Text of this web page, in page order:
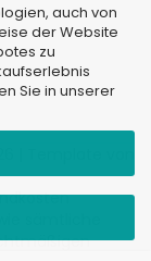
auch von
der Website
zu
Sie in unserer
| Template von
sämtliche